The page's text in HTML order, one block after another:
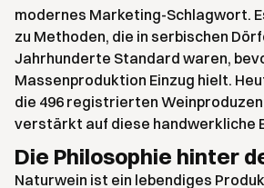
modernes Marketing-Schlagwort.
zu Methoden, die in serbischen
Jahrhunderte Standard waren,
Massenproduktion Einzug hielt.
die 496 registrierten
verstärkt auf diese handwerkliche
Die Philosophie hinter
Naturwein ist ein lebendiges